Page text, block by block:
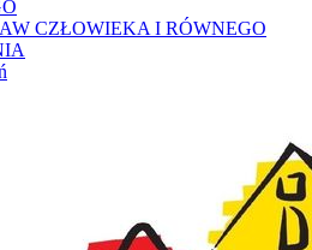
CZŁOWIEKA I RÓWNEGO